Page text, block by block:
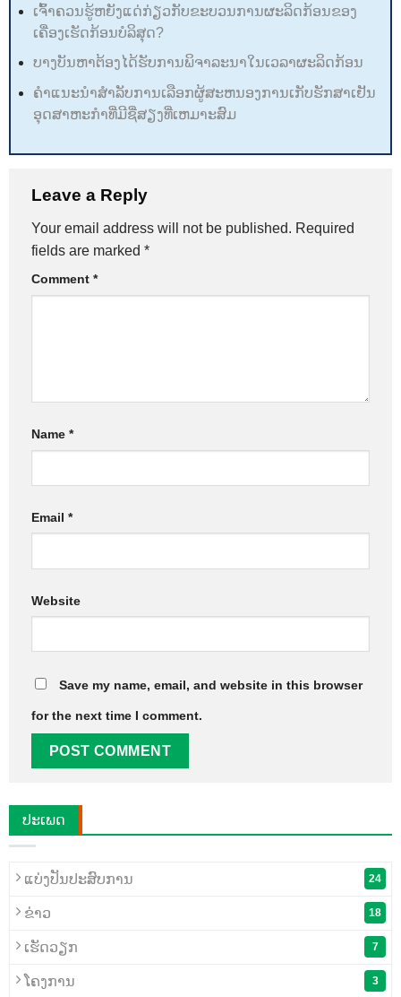
ເຈົ້າຄວນຮູ້ຫຍັງແດ່ກ່ຽວກັບຂະບວນການຜະລິດກ້ອນຂອງ
ເຄື່ອງເຮັດກ້ອນບໍລິສຸດ?
ບາງບັນຫາຕ້ອງໄດ້ຮັບການພິຈາລະນາໃນເວລາຜະລິດກ້ອນ
ຄໍາແນະນໍາສໍາລັບການເລືອກຜູ້ສະຫນອງການເກັບຮັກສາເຢັນ
ອຸດສາຫະກໍາທີ່ມີຊື່ສຽງທີ່ເຫມາະສົມ
Leave a Reply
Your email address will not be published. Required
fields are marked *
Comment *
Name *
Email *
Website
Save my name, email, and website in this browser
for the next time I comment.
ປະເພດ
ແບ່ງປັນປະສົບການ 24
ຂ່າວ 18
ເຮັດວຽກ 7
ໂຄງການ 3